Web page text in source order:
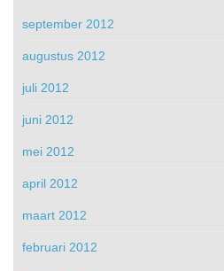
september 2012
augustus 2012
juli 2012
juni 2012
mei 2012
april 2012
maart 2012
februari 2012